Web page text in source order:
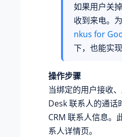
如果用户关
收到来电。
nkus for
下，也能实
操作步骤
当绑定的用户接收
Desk 联系人的通话
CRM 联系人信息。
系人详情页。